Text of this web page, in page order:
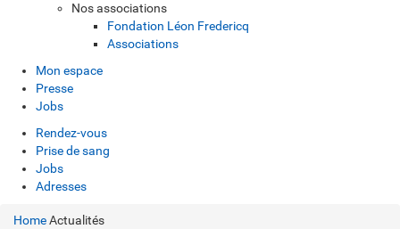
Nos associations
Fondation Léon Fredericq
Associations
Mon espace
Presse
Jobs
Rendez-vous
Prise de sang
Jobs
Adresses
HomeActualités